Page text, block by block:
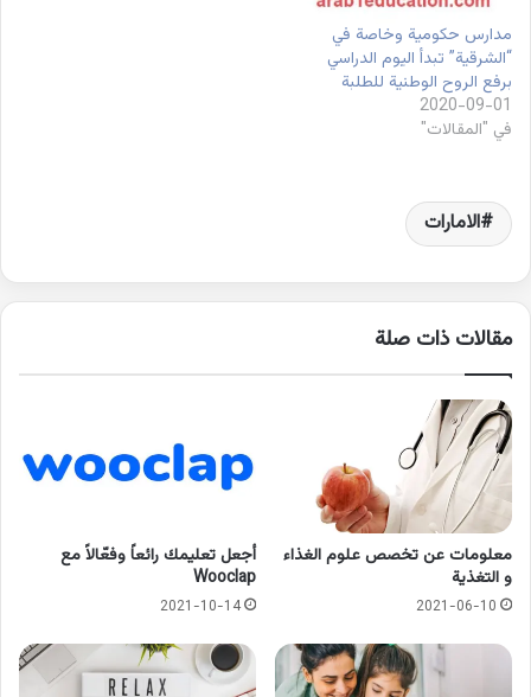
مدارس حكومية وخاصة في
“الشرقية” تبدأ اليوم الدراسي
برفع الروح الوطنية للطلبة
2020-09-01
في "المقالات"
الامارات
مقالات ذات صلة
معلومات عن تخصص علوم الغذاء
و التغذية
2021-06-10
أجعل تعليمك رائعاً وفعّالاً مع
Wooclap
2021-10-14